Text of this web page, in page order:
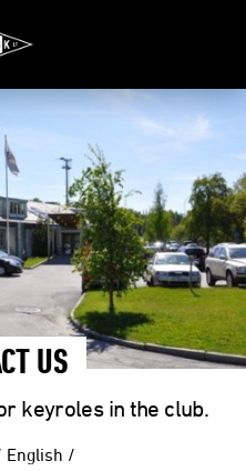
US
keyroles in the club.
English /